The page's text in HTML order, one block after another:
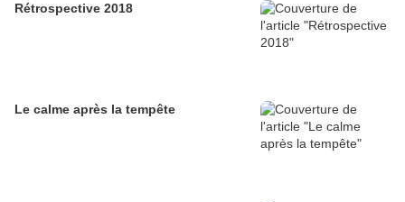
Rétrospective 2018
Le calme après la tempête